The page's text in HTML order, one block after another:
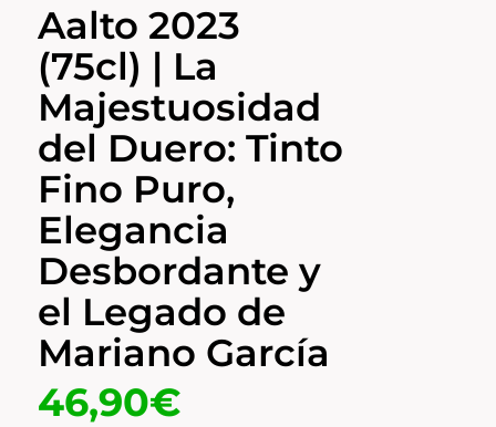
Aalto 2023
(75cl) | La
Majestuosidad
del Duero: Tinto
Fino Puro,
Elegancia
Desbordante y
el Legado de
Mariano García
46,90€